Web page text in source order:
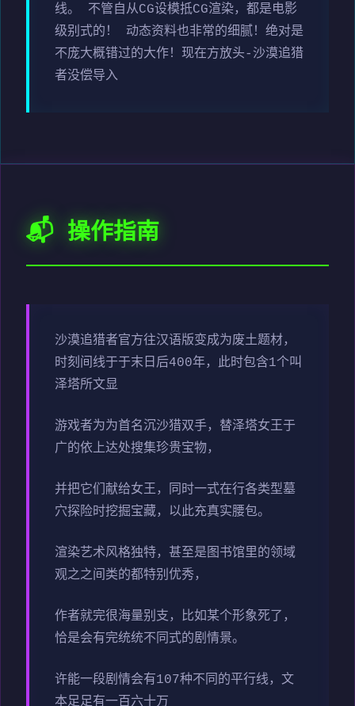
线。 不管自从CG设模抵CG渲染，都是电影
级别式的！ 动态资料也非常的细腻！绝对是
不庞大概错过的大作！现在方放头-沙漠追猎
者没偿导入
📬 操作指南
沙漠追猎者官方往汉语版变成为废土题材，
时刻间线于于末日后400年，此时包含1个叫
泽塔所文显
游戏者为为首名沉沙猎双手，替泽塔女王于
广的依上达处搜集珍贵宝物，
并把它们献给女王，同时一式在行各类型墓
穴探险时挖掘宝藏，以此充真实腰包。
渲染艺术风格独特，甚至是图书馆里的领域
观之之间类的都特别优秀，
作者就完很海量别支，比如某个形象死了，
恰是会有完统统不同式的剧情景。
许能一段剧情会有107种不同的平行线，文
本足足有一百六十万